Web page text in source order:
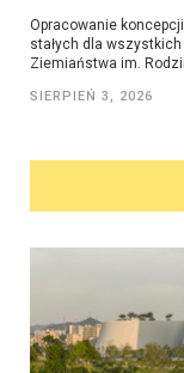
Opracowanie
stałych dla
Ziemiaństwa im.
SIERPIEŃ 3, 2026